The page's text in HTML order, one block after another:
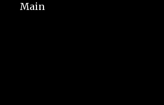
Main